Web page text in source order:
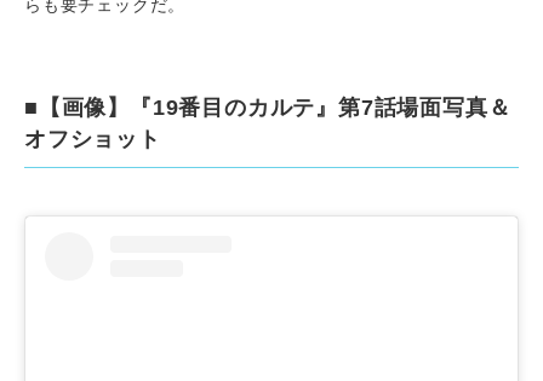
らも要チェックだ。
■【画像】『19番目のカルテ』第7話場面写真＆
オフショット